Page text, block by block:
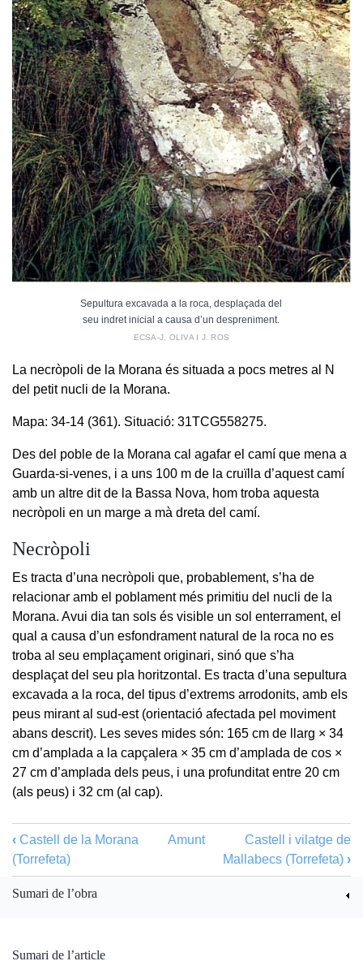
Sepultura excavada a la roca, desplaçada del
seu indret inicial a causa d’un despreniment.
ECSA-J. OLIVA I J. ROS
La necròpoli de la Morana és situada a pocs metres al N
del petit nucli de la Morana.
Mapa: 34-14 (361). Situació: 31TCG558275.
Des del poble de la Morana cal agafar el camí que mena a
Guarda-si-venes, i a uns 100 m de la cruïlla d’aquest camí
amb un altre dit de la Bassa Nova, hom troba aquesta
necròpoli en un marge a mà dreta del camí.
Necròpoli
Es tracta d’una necròpoli que, probablement, s’ha de
relacionar amb el poblament més primitiu del nucli de la
Morana. Avui dia tan sols és visible un sol enterrament, el
qual a causa d’un esfondrament natural de la roca no es
troba al seu emplaçament originari, sinó que s’ha
desplaçat del seu pla horitzontal. Es tracta d’una sepultura
excavada a la roca, del tipus d’extrems arrodonits, amb els
peus mirant al sud-est (orientació afectada pel moviment
abans descrit). Les seves mides són: 165 cm de llarg × 34
cm d’amplada a la capçalera × 35 cm d’amplada de cos ×
27 cm d’amplada dels peus, i una profunditat entre 20 cm
(als peus) i 32 cm (al cap).
‹ Castell de la Morana
(Torrefeta)
Amunt
Castell i vilatge de
Mallabecs (Torrefeta) ›
Sumari de l’obra
Sumari de l’article